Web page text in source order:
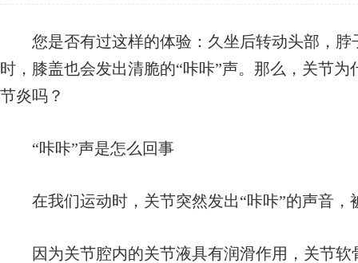
您是否有过这样的体验：久坐后转动头部，脖
时，膝盖也会发出清脆的“咔咔”声。那么，关节
节炎吗？
“咔咔”声是怎么回事
在我们运动时，关节突然发出“咔咔”的声音，
因为关节腔内的关节液具有润滑作用，关节软